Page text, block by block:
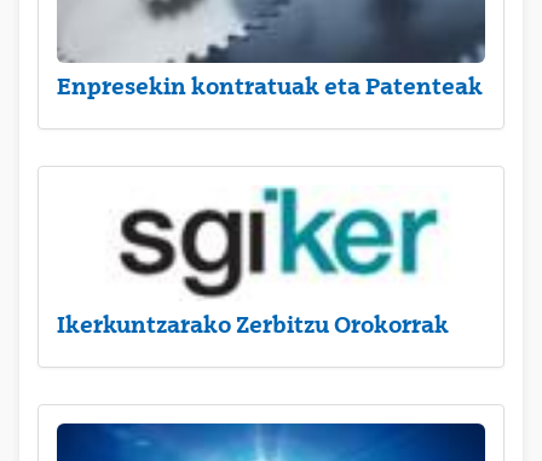
Enpresekin kontratuak eta Patenteak
Ikerkuntzarako Zerbitzu Orokorrak